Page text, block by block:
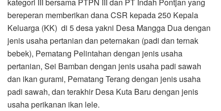
bereperan memberikan dana CSR kepada 250 Kepala
Keluarga (KK) di 5 desa yakni Desa Mangga Dua dengan
jenis usaha pertanian dan peternakan (padi dan ternak
bebek), Pematang Pelintahan dengan jenis usaha
pertanian, Sei Bamban dengan jenis usaha padi sawah
dan ikan gurami, Pematang Terang dengan jenis usaha
padi sawah, dan terakhir Desa Kuta Baru dengan jenis
usaha perikanan ikan lele.